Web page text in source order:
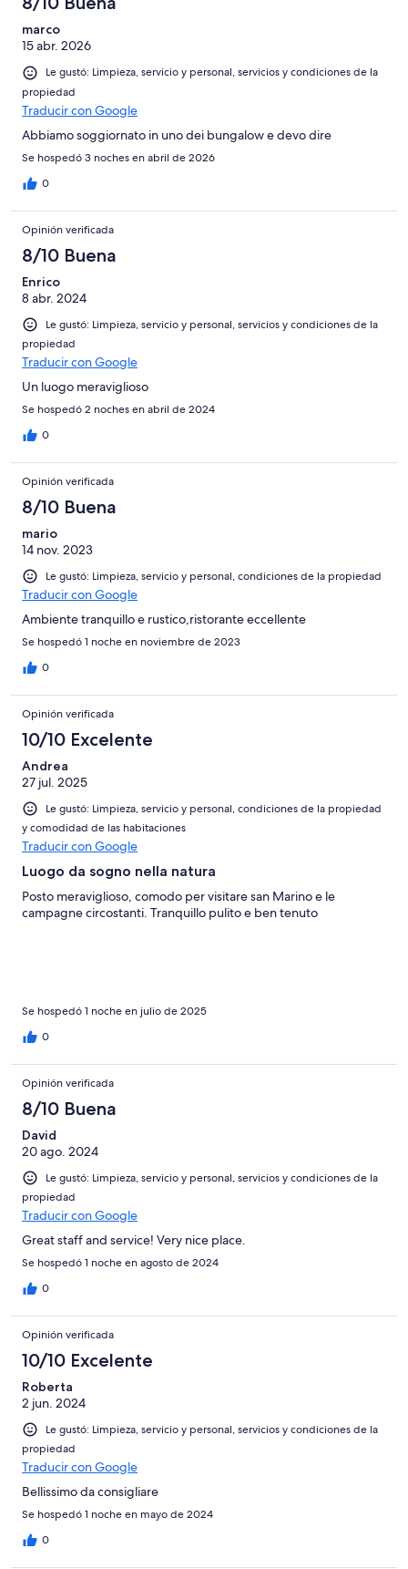
marco
15 abr. 2026
Le gustó: Limpieza, servicio y personal, servicios y condiciones de la
propiedad
Traducir con Google
Abbiamo soggiornato in uno dei bungalow e devo dire
Se hospedó 3 noches en abril de 2026
0
Opinión verificada
8/10 Buena
Enrico
8 abr. 2024
Le gustó: Limpieza, servicio y personal, servicios y condiciones de la
propiedad
Traducir con Google
Un luogo meraviglioso
Se hospedó 2 noches en abril de 2024
0
Opinión verificada
8/10 Buena
mario
14 nov. 2023
Le gustó: Limpieza, servicio y personal, condiciones de la propiedad
Traducir con Google
Ambiente tranquillo e rustico,ristorante eccellente
Se hospedó 1 noche en noviembre de 2023
0
Opinión verificada
10/10 Excelente
Andrea
27 jul. 2025
Le gustó: Limpieza, servicio y personal, condiciones de la propiedad
y comodidad de las habitaciones
Traducir con Google
Luogo da sogno nella natura
Posto meraviglioso, comodo per visitare san Marino e le
campagne circostanti. Tranquillo pulito e ben tenuto
Se hospedó 1 noche en julio de 2025
0
Opinión verificada
8/10 Buena
David
20 ago. 2024
Le gustó: Limpieza, servicio y personal, servicios y condiciones de la
propiedad
Traducir con Google
Great staff and service! Very nice place.
Se hospedó 1 noche en agosto de 2024
0
Opinión verificada
10/10 Excelente
Roberta
2 jun. 2024
Le gustó: Limpieza, servicio y personal, servicios y condiciones de la
propiedad
Traducir con Google
Bellissimo da consigliare
Se hospedó 1 noche en mayo de 2024
0